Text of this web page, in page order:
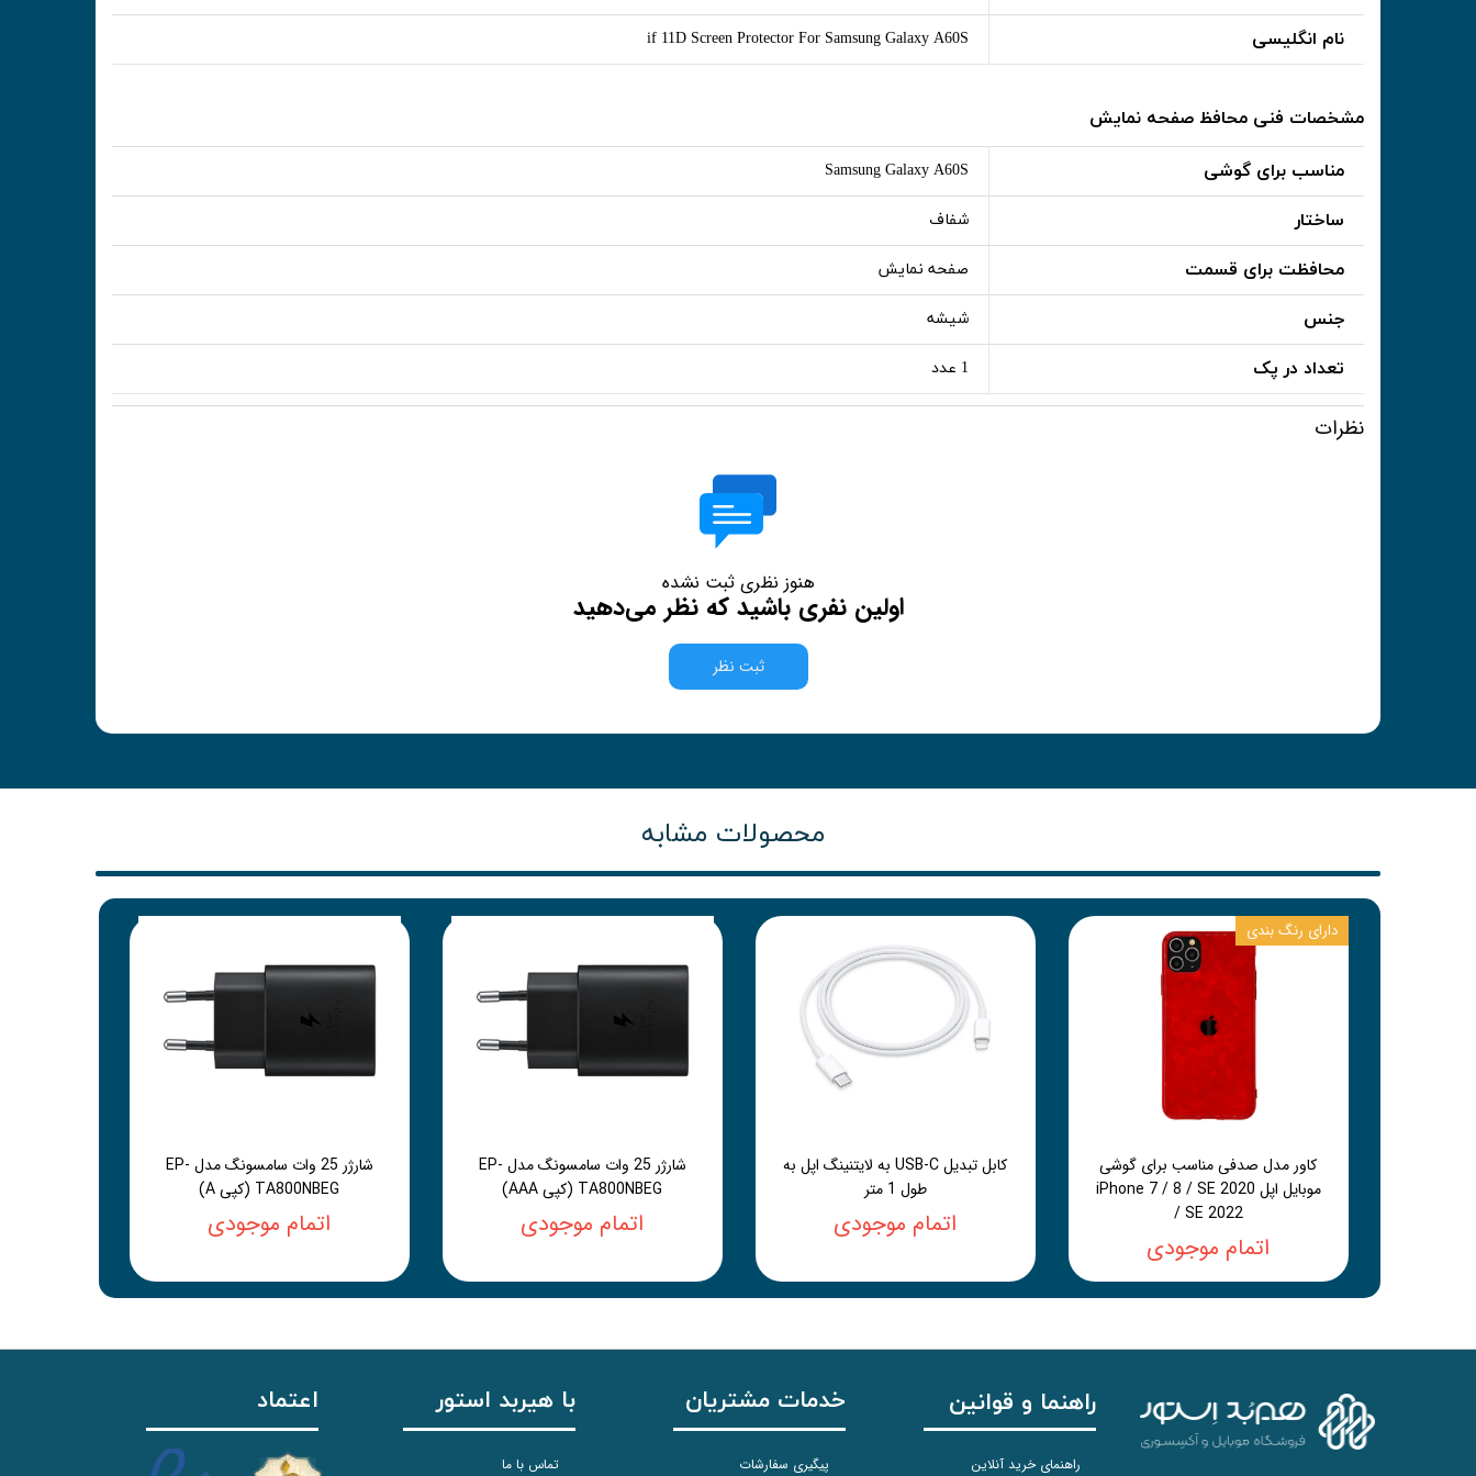
نام انگلیسی if 11D Screen Protector For Samsung Galaxy A60S
مشخصات فنی محافظ صفحه نمایش
مناسب برای گوشی Samsung Galaxy A60S
ساختار شفاف
محافظت برای قسمت صفحه نمایش
جنس شیشه
تعداد در پک 1 عدد
نظرات
هنوز نظری ثبت نشده
اولین نفری باشید که نظر می‌دهید
ثبت نظر
محصولات مشابه
کاور مدل صدفی مناسب برای گوشی
موبایل اپل iPhone 7 / 8 / SE 2020
/ SE 2022
اتمام موجودی
دارای رنگ بندی
کابل تبدیل USB-C به لایتنینگ اپل به
طول 1 متر
اتمام موجودی
شارژر 25 وات سامسونگ مدل EP-
TA800NBEG (کپی AAA)
اتمام موجودی
شارژر 25 وات سامسونگ مدل EP-
TA800NBEG (کپی A)
اتمام موجودی
راهنما و قوانین
راهنمای خرید آنلاین
خدمات مشتریان
پیگیری سفارشات
با هیربد استور
تماس با ما
اعتماد